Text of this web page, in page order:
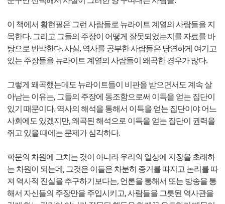
이 책에서 황현필은 그런 사람들로 뉴라이트 계열의 사람들을 지
목한다. 그리고 그들의 주장이 어떻게 잘못되었는지를 자료를 바
탕으로 반박한다. 사실, 역사를 공부한 사람들은 당연하게 여기고
있는 주장들을 뉴라이트 계열의 사람들이 왜곡한 경우가 많다.
그렇게 왜곡했는데도 뉴라이트들이 비판을 받으면서도 계속 살
아남는 이유는, 그들의 주장에 동조함으로써 이득을 얻는 집단이
있기 때문이다. 역사의 해석을 통해서 이득을 얻는 집단이야 어느
사회에도 있겠지만, 왜곡된 해석으로 이득을 얻는 집단이 권력을
쥐고 있을 때에는 문제가 심각하다.
학문의 차원에 그치는 것이 아니라 우리의 일상에 지장을 초래하
는 차원이 되는데, 그것은 이들은 차분히 증거를 따지고 논리를 따
져 역사적 진실을 추구하기보다는, 언론을 통해서 또는 방송을 통
해서 자신들의 주장만을 주입시키고, 사람들을 그릇된 역사관을